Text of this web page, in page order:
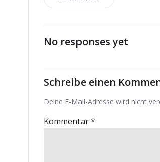
navigation
No responses yet
Schreibe einen
Deine E-Mail-Adresse wird nicht
Kommentar*